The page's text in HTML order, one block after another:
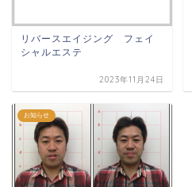
リバースエイジング フェイ
シャルエステ
2023年11月24日
お知らせ